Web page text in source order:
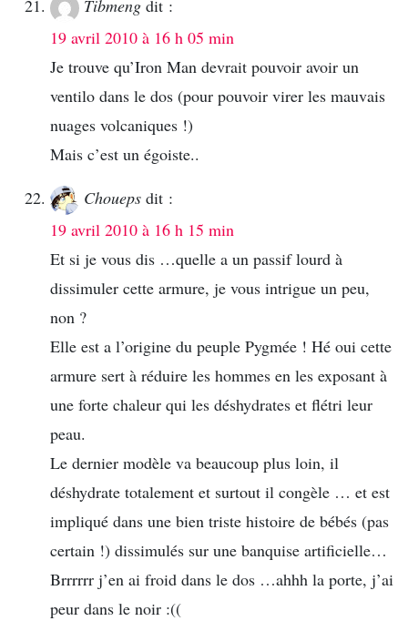
Tibmeng dit :
19 avril 2010 à 16 h 05 min
Je trouve qu’Iron Man devrait pouvoir avoir un
ventilo dans le dos (pour pouvoir virer les mauvais
nuages volcaniques !)
Mais c’est un égoiste..
Choueps dit :
19 avril 2010 à 16 h 15 min
Et si je vous dis …quelle a un passif lourd à
dissimuler cette armure, je vous intrigue un peu,
non ?
Elle est a l’origine du peuple Pygmée ! Hé oui cette
armure sert à réduire les hommes en les exposant à
une forte chaleur qui les déshydrates et flétri leur
peau.
Le dernier modèle va beaucoup plus loin, il
déshydrate totalement et surtout il congèle … et est
impliqué dans une bien triste histoire de bébés (pas
certain !) dissimulés sur une banquise artificielle…
Brrrrrr j’en ai froid dans le dos …ahhh la porte, j’ai
peur dans le noir :((